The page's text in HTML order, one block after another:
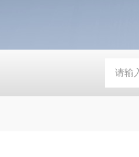
开关的中文资料ZK2-ZSEA-A